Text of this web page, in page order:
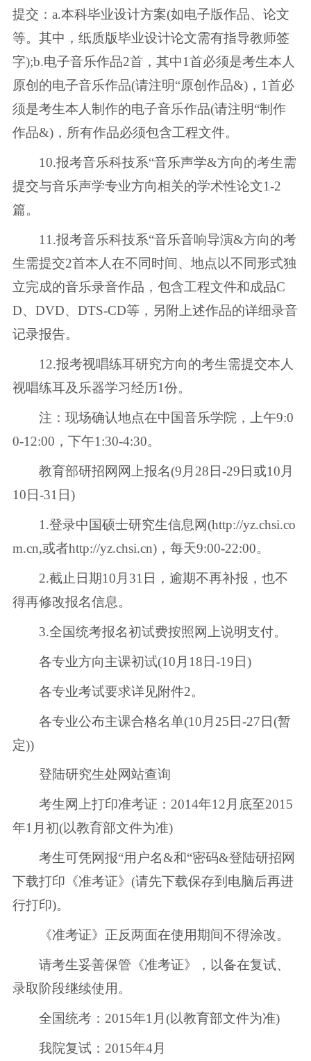
提交：a.本科毕业设计方案(如电子版作品、论文
等。其中，纸质版毕业设计论文需有指导教师签
字);b.电子音乐作品2首，其中1首必须是考生本人
原创的电子音乐作品(请注明“原创作品&)，1首必
须是考生本人制作的电子音乐作品(请注明“制作
作品&)，所有作品必须包含工程文件。
10.报考音乐科技系“音乐声学&方向的考生需
提交与音乐声学专业方向相关的学术性论文1-2
篇。
11.报考音乐科技系“音乐音响导演&方向的考
生需提交2首本人在不同时间、地点以不同形式独
立完成的音乐录音作品，包含工程文件和成品C
D、DVD、DTS-CD等，另附上述作品的详细录音
记录报告。
12.报考视唱练耳研究方向的考生需提交本人
视唱练耳及乐器学习经历1份。
注：现场确认地点在中国音乐学院，上午9:0
0-12:00，下午1:30-4:30。
教育部研招网网上报名(9月28日-29日或10月
10日-31日)
1.登录中国硕士研究生信息网(http://yz.chsi.co
m.cn,或者http://yz.chsi.cn)，每天9:00-22:00。
2.截止日期10月31日，逾期不再补报，也不
得再修改报名信息。
3.全国统考报名初试费按照网上说明支付。
各专业方向主课初试(10月18日-19日)
各专业考试要求详见附件2。
各专业公布主课合格名单(10月25日-27日(暂
定))
登陆研究生处网站查询
考生网上打印准考证：2014年12月底至2015
年1月初(以教育部文件为准)
考生可凭网报“用户名&和“密码&登陆研招网
下载打印《准考证》(请先下载保存到电脑后再进
行打印)。
《准考证》正反两面在使用期间不得涂改。
请考生妥善保管《准考证》，以备在复试、
录取阶段继续使用。
全国统考：2015年1月(以教育部文件为准)
我院复试：2015年4月